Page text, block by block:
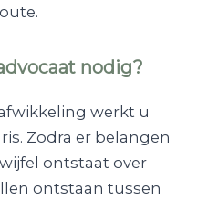
nodig?
werkt u
Zodra er belangen
ontstaat over
ontstaan tussen